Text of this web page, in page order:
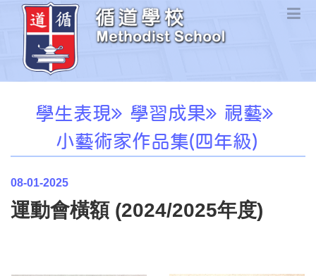
學生表現 學習成果
視藝
小藝術家作品集(四年級)
08-01-2025
運動會橫額 (2024/2025年度)